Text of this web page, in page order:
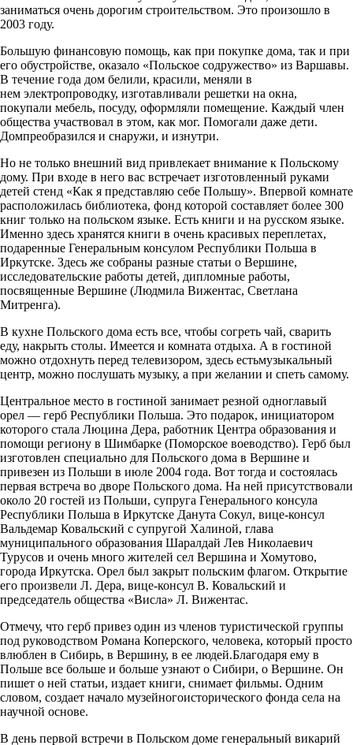
заниматься очень дорогим строительством. Это произошло в
2003 году.
Большую финансовую помощь, как при покупке дома, так и при
его обустройстве, оказало «Польское содружество» из Варшавы.
В течение года дом белили, красили, меняли в
нем электропроводку, изготавливали решетки на окна,
покупали мебель, посуду, оформляли помещение. Каждый член
общества участвовал в этом, как мог. Помогали даже дети.
Домпреобразился и снаружи, и изнутри.
Но не только внешний вид привлекает внимание к Польскому
дому. При входе в него вас встречает изготовленный руками
детей стенд «Как я представляю себе Польшу». Впервой комнате
расположилась библиотека, фонд которой составляет более 300
книг только на польском языке. Есть книги и на русском языке.
Именно здесь хранятся книги в очень красивых переплетах,
подаренные Генеральным консулом Республики Польша в
Иркутске. Здесь же собраны разные статьи о Вершине,
исследовательские работы детей, дипломные работы,
посвященные Вершине (Людмила Вижентас, Светлана
Митренга).
В кухне Польского дома есть все, чтобы согреть чай, сварить
еду, накрыть столы. Имеется и комната отдыха. А в гостиной
можно отдохнуть перед телевизором, здесь естьмузыкальный
центр, можно послушать музыку, а при желании и спеть самому.
Центральное место в гостиной занимает резной одноглавый
орел — герб Республики Польша. Это подарок, инициатором
которого стала Люцина Дера, работник Центра образования и
помощи региону в Шимбарке (Поморское воеводство). Герб был
изготовлен специально для Польского дома в Вершине и
привезен из Польши в июле 2004 года. Вот тогда и состоялась
первая встреча во дворе Польского дома. На ней присутствовали
около 20 гостей из Польши, супруга Генерального консула
Республики Польша в Иркутске Данута Сокул, вице-консул
Вальдемар Ковальский с супругой Халиной, глава
муниципального образования Шаралдай Лев Николаевич
Турусов и очень много жителей сел Вершина и Хомутово,
города Иркутска. Орел был закрыт польским флагом. Открытие
его произвели Л. Дера, вице-консул В. Ковальский и
председатель общества «Висла» Л. Вижентас.
Отмечу, что герб привез один из членов туристической группы
под руководством Романа Коперского, человека, который просто
влюблен в Сибирь, в Вершину, в ее людей.Благодаря ему в
Польше все больше и больше узнают о Сибири, о Вершине. Он
пишет о ней статьи, издает книги, снимает фильмы. Одним
словом, создает начало музейногоисторического фонда села на
научной основе.
В день первой встречи в Польском доме генеральный викарий